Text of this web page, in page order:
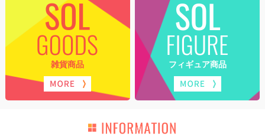
雑貨商品 フィギュア商品